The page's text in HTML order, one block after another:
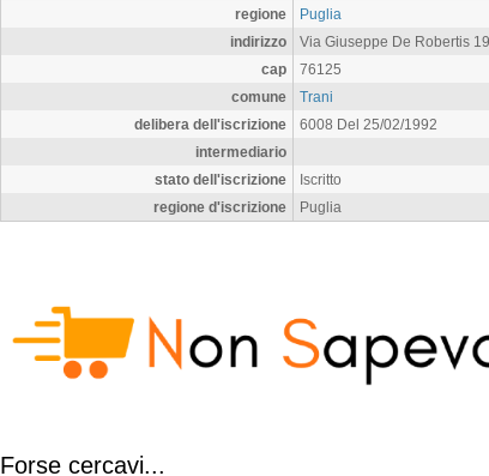
regione
Puglia
indirizzo
Via Giuseppe De Robertis 19
cap
76125
comune
Trani
delibera dell'iscrizione
6008 Del 25/02/1992
intermediario
stato dell'iscrizione
Iscritto
regione d'iscrizione
Puglia
Forse cercavi...